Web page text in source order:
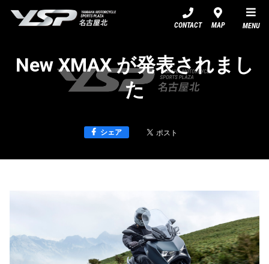
CONTACT MAP MENU
New XMAX が発表されまし
た
シェア